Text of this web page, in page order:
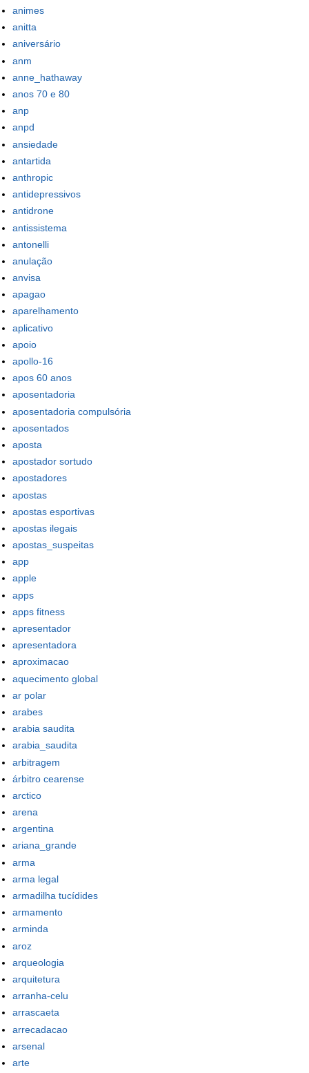
animes
anitta
aniversário
anm
anne_hathaway
anos 70 e 80
anp
anpd
ansiedade
antartida
anthropic
antidepressivos
antidrone
antissistema
antonelli
anulação
anvisa
apagao
aparelhamento
aplicativo
apoio
apollo-16
apos 60 anos
aposentadoria
aposentadoria compulsória
aposentados
aposta
apostador sortudo
apostadores
apostas
apostas esportivas
apostas ilegais
apostas_suspeitas
app
apple
apps
apps fitness
apresentador
apresentadora
aproximacao
aquecimento global
ar polar
arabes
arabia saudita
arabia_saudita
arbitragem
árbitro cearense
arctico
arena
argentina
ariana_grande
arma
arma legal
armadilha tucídides
armamento
arminda
aroz
arqueologia
arquitetura
arranha-celu
arrascaeta
arrecadacao
arsenal
arte